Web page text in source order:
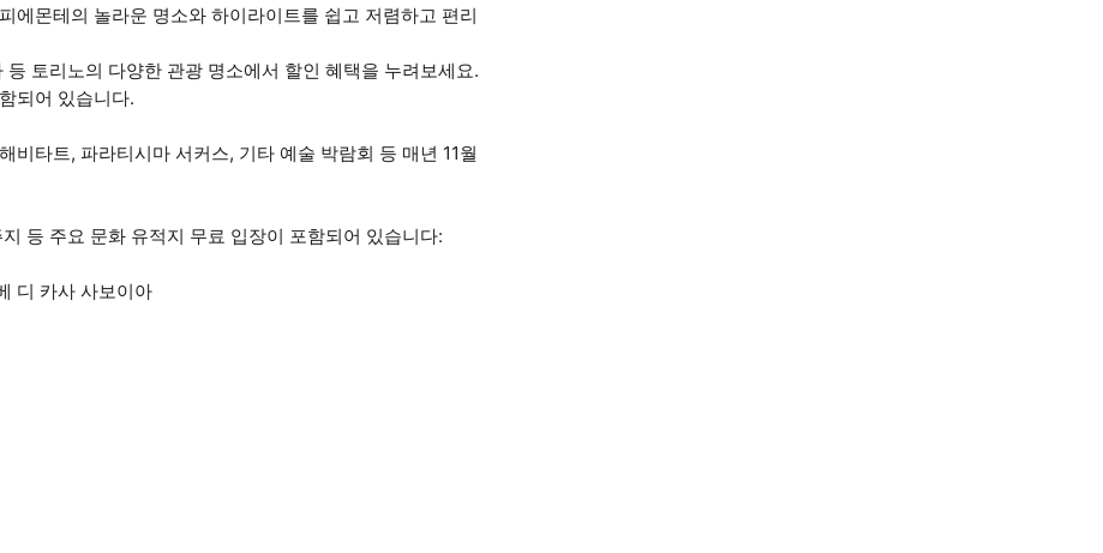
에몬테의 놀라운 명소와 하이라이트를 쉽고 저렴하고 편리
토리노의 다양한 관광 명소에서 할인 혜택을 누려보세요.
되어 있습니다.
타트, 파라티시마 서커스, 기타 예술 박람회 등 매년 11월
등 주요 문화 유적지 무료 입장이 포함되어 있습니다:
디 카사 사보이아